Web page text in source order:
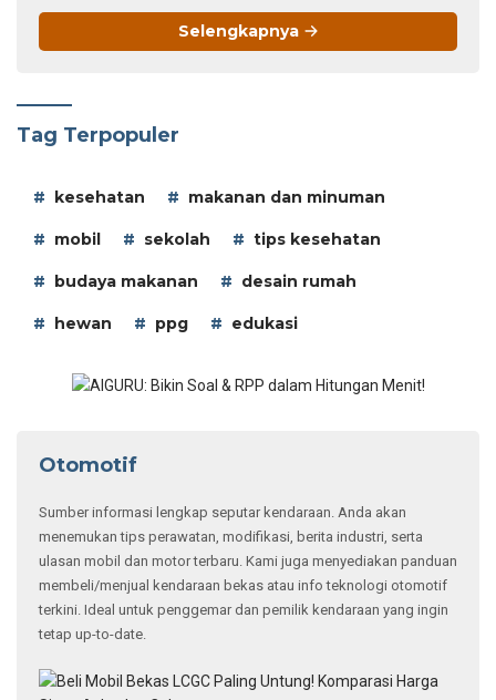
Selengkapnya
Tag Terpopuler
kesehatan makanan dan minuman
mobil sekolah tips kesehatan
budaya makanan desain rumah
hewan ppg edukasi
Otomotif
Sumber informasi lengkap seputar kendaraan. Anda akan
menemukan tips perawatan, modifikasi, berita industri, serta
ulasan mobil dan motor terbaru. Kami juga menyediakan panduan
membeli/menjual kendaraan bekas atau info teknologi otomotif
terkini. Ideal untuk penggemar dan pemilik kendaraan yang ingin
tetap up-to-date.